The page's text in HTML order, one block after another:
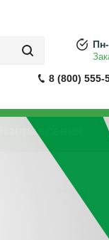
8 (800) 555-
Направления